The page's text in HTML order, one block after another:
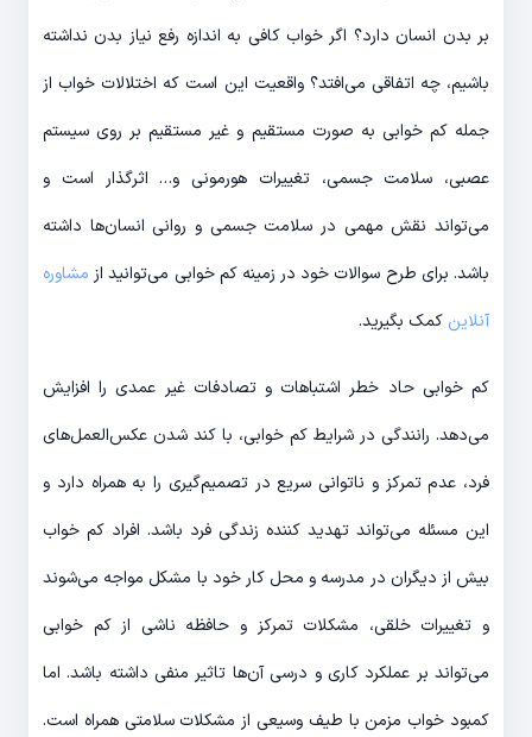
بر بدن انسان دارد؟ اگر خواب کافی به اندازه رفع نیاز بدن نداشته
باشیم، چه اتفاقی می‌افتد؟ واقعیت این است که اختلالات خواب از
جمله کم خوابی به صورت مستقیم و غیر مستقیم بر روی سیستم
عصبی، سلامت جسمی، تغییرات هورمونی و… اثرگذار است و
می‌تواند نقش مهمی در سلامت جسمی و روانی انسان‌ها داشته
باشد. برای طرح سوالات خود در زمینه کم خوابی می‌توانید از مشاوره
آنلاین کمک بگیرید.
کم خوابی حاد خطر اشتباهات و تصادفات غیر عمدی را افزایش
می‌دهد. رانندگی در شرایط کم خوابی، با کند شدن عکس‌العمل‌های
فرد، عدم تمرکز و ناتوانی سریع در تصمیم‌گیری را به همراه دارد و
این مسئله می‌تواند تهدید کننده زندگی فرد باشد. افراد کم خواب
بیش از دیگران در مدرسه و محل کار خود با مشکل مواجه می‌شوند
و تغییرات خلقی، مشکلات تمرکز و حافظه ناشی از کم خوابی
می‌تواند بر عملکرد کاری و درسی آن‌ها تاثیر منفی داشته باشد. اما
کمبود خواب مزمن با طیف وسیعی از مشکلات سلامتی همراه است.